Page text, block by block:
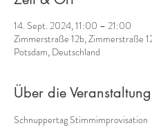
14. Sept. 2024, 11:00 – 21:00
Zimmerstraße 12b, Zimmerstraße
Potsdam, Deutschland
Über die Veranstaltung
Schnuppertag Stimmimprovisation